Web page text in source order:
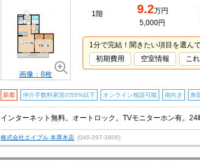
画像：8枚
1階 9.2万円
5,000円
1分で完結！聞きたい項目を選ん
初期費用
空室情報 こ
新着 仲介手数料家賃の55%以下 オンライン相談可能 南向き 角
株式会社エイブル 本厚木店 (046-297-3806)